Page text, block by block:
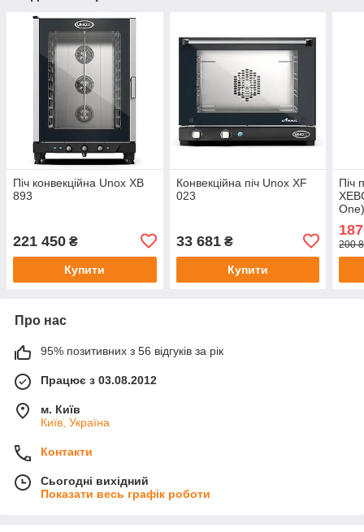
Піч конвекційна Unox XB
893
221 450 ₴
Купити
Конвекційна піч Unox XF
023
33 681₴
Купити
Піч
200
Про нас
95% позитивних з 56 відгуків за рік
Працює з 03.08.2012
м. Київ
Київ, Україна
Контакти
Сьогодні вихідний
Показати весь графік роботи